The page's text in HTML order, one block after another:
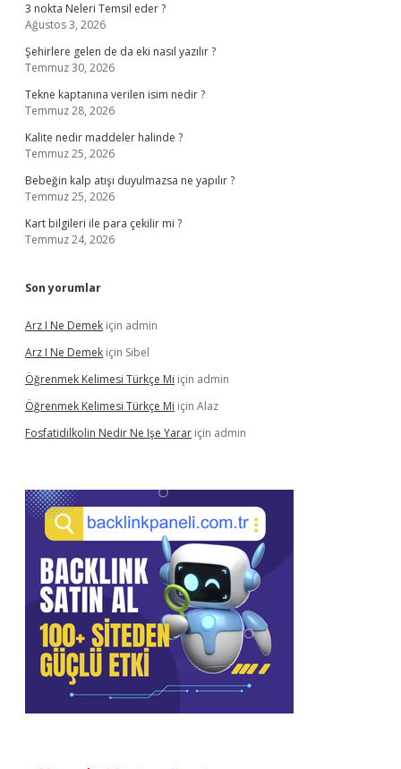
3 nokta Neleri Temsil eder ?
Ağustos 3, 2026
Şehirlere gelen de da eki nasıl yazılır ?
Temmuz 30, 2026
Tekne kaptanına verilen isim nedir ?
Temmuz 28, 2026
Kalite nedir maddeler halinde ?
Temmuz 25, 2026
Bebeğin kalp atışı duyulmazsa ne yapılır ?
Temmuz 25, 2026
Kart bilgileri ile para çekilir mi ?
Temmuz 24, 2026
Son yorumlar
Arz I Ne Demek için admin
Arz I Ne Demek için Sibel
Öğrenmek Kelimesi Türkçe Mi için admin
Öğrenmek Kelimesi Türkçe Mi için Alaz
Fosfatidilkolin Nedir Ne Işe Yarar için admin